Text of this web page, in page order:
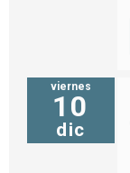
viernes
10
dic